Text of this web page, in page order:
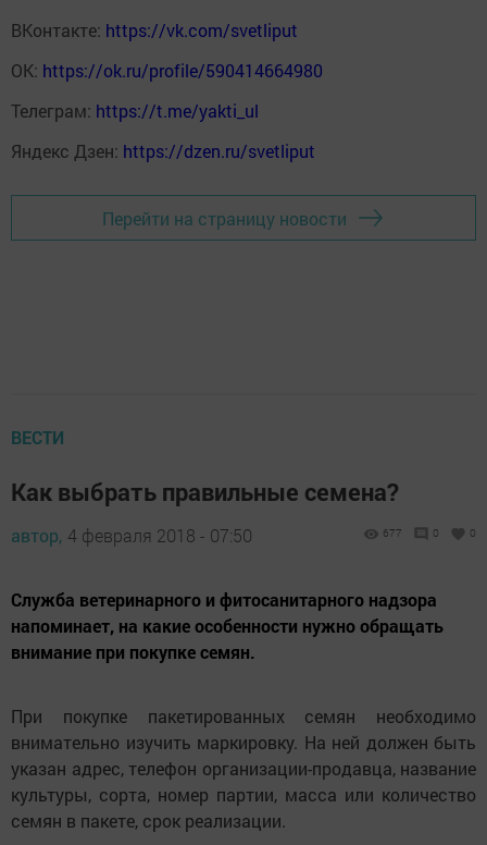
ВКонтакте: https://vk.com/svetliput
ОК: https://ok.ru/profile/590414664980
Телеграм: https://t.me/yakti_ul
Яндекс Дзен: https://dzen.ru/svetliput
Перейти на страницу новости
ВЕСТИ
Как выбрать правильные семена?
автор, 4 февраля 2018 - 07:50 677 0 0
Служба ветеринарного и фитосанитарного надзора
напоминает, на какие особенности нужно обращать
внимание при покупке семян.
При покупке пакетированных семян необходимо
внимательно изучить маркировку. На ней должен быть
указан адрес, телефон организации-продавца, название
культуры, сорта, номер партии, масса или количество
семян в пакете, срок реализации.